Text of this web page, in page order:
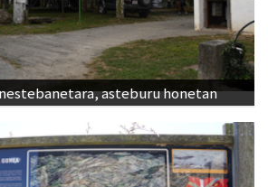
asteburu honetan